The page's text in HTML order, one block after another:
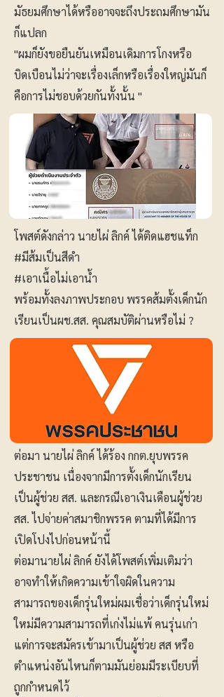
มัธยมศึกษาได้หรืออาจจะถึงประถมศึกษามัน
ก็แปลก
"ผมก็ยังขอยืนยันเหมือนเดิมการโกงหรือ
บิดเบือนไม่ว่าจะเรื่องเล็กหรือเรื่องใหญ่มันก็
คือการไม่ชอบด้วยกันทั้งนั้น "
โพสต์ดังกล่าว นายไผ่ ลิกค์ ได้ติดแฮชแท็ก
#มีส้มเป็นสีดำ
#เอาเนื้อไม่เอาน้ำ
พร้อมทั้งลงภาพประกอบ พรรคส้มตั้งเด็กนัก
เรียนเป็นผช.สส. คุณสมบัติผ่านหรือไม่ ?
ต่อมา นายไผ่ ลิกค์ ได้ร้อง กกต.ยุบพรรค
ประชาชน เนื่องจากมีการตั้งเด็กนักเรียน
เป็นผู้ช่วย สส. และกรณีเอาเงินเดือนผู้ช่วย
สส. ไปจ่ายค่าสมาชิกพรรค ตามที่ได้มีการ
เปิดโปงไปก่อนหน้านี้
ต่อมานายไผ่ ลิกค์ ยังได้โพสต์เพิ่มเติมว่า
อาจทำให้เกิดความเข้าใจผิดในความ
สามารถของเด็กรุ่นใหม่ผมเชื่อว่าเด็กรุ่นใหม่
ใหม่มีความสามารถที่เก่งไม่แพ้ คนรุ่นเก่า
แต่การจะสมัครเข้ามาเป็นผู้ช่วย สส หรือ
ตำแหน่งอันไหนก็ตามมันย่อมมีระเบียบที่
ถูกกำหนดไว้